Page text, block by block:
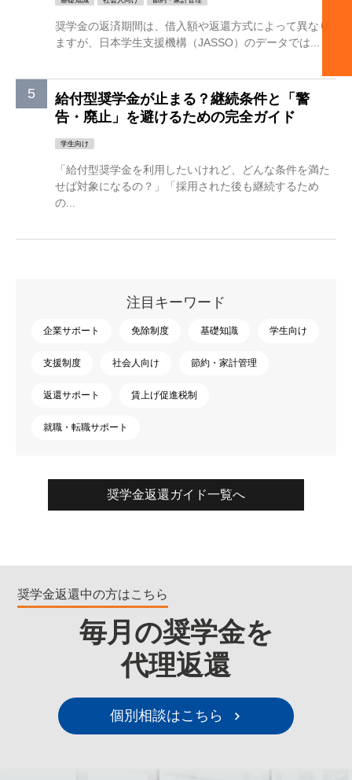
奨学金の返済期間は、借入額や返還方式によって異なり
ますが、日本学生支援機構（JASSO）のデータでは...
給付型奨学金が止まる？継続条件と「警
告・廃止」を避けるための完全ガイド
学生向け
「給付型奨学金を利用したいけれど、どんな条件を満た
せば対象になるの？」「採用された後も継続するため
の...
注目キーワード
企業サポート 免除制度 基礎知識 学生向け
支援制度 社会人向け 節約・家計管理
返還サポート 賃上げ促進税制
就職・転職サポート
奨学金返還ガイド一覧へ
奨学金返還中の方はこちら
毎月の奨学金を
代理返還
個別相談はこちら